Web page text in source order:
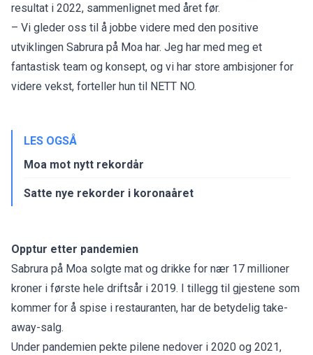
resultat i 2022, sammenlignet med året før.
– Vi gleder oss til å jobbe videre med den positive
utviklingen Sabrura på Moa har. Jeg har med meg et
fantastisk team og konsept, og vi har store ambisjoner for
videre vekst, forteller hun til NETT NO.
LES OGSÅ
Moa mot nytt rekordår
Satte nye rekorder i koronaåret
Opptur etter pandemien
Sabrura på Moa solgte mat og drikke for nær 17 millioner
kroner i første hele driftsår i 2019. I tillegg til gjestene som
kommer for å spise i restauranten, har de betydelig take-
away-salg.
Under pandemien pekte pilene nedover i 2020 og 2021,